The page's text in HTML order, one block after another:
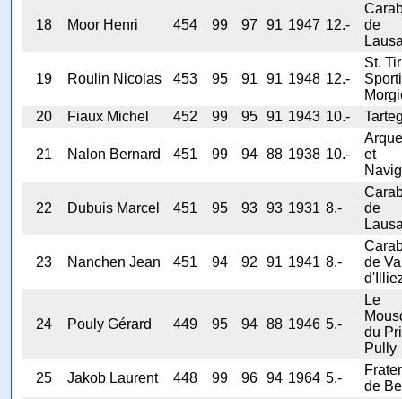
18 Moor Henri 454 99 97 91 1947 12.-
de
19 Roulin Nicolas 453 95 91 91 1948 12.-
St. Tir
20
Fiaux Michel 452 99 95 91 1943 10.-
21 Nalon Bernard 451 99 94 88 1938 10.-
et
22 Dubuis Marcel 451 95 93 93 1931 8.-
de
23 Nanchen Jean 451 94 92 91 1941 8.-
de
24 Pouly Gérard 449 95 94 88 1946 5.-
Le
du
Pully
25
Jakob Laurent 448 99 96 94 1964 5.-
de